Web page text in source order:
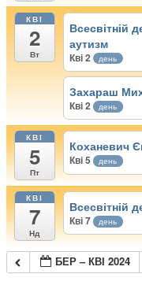
КВІ
2
Вт
Всесвітній
аутизм
Кві 2 день
Захараш
Кві 2 день
КВІ
5
Пт
Коханевич
Кві 5 день
КВІ
7
Нд
Всесвітній
Кві 7 день
БЕР – КВІ 2024